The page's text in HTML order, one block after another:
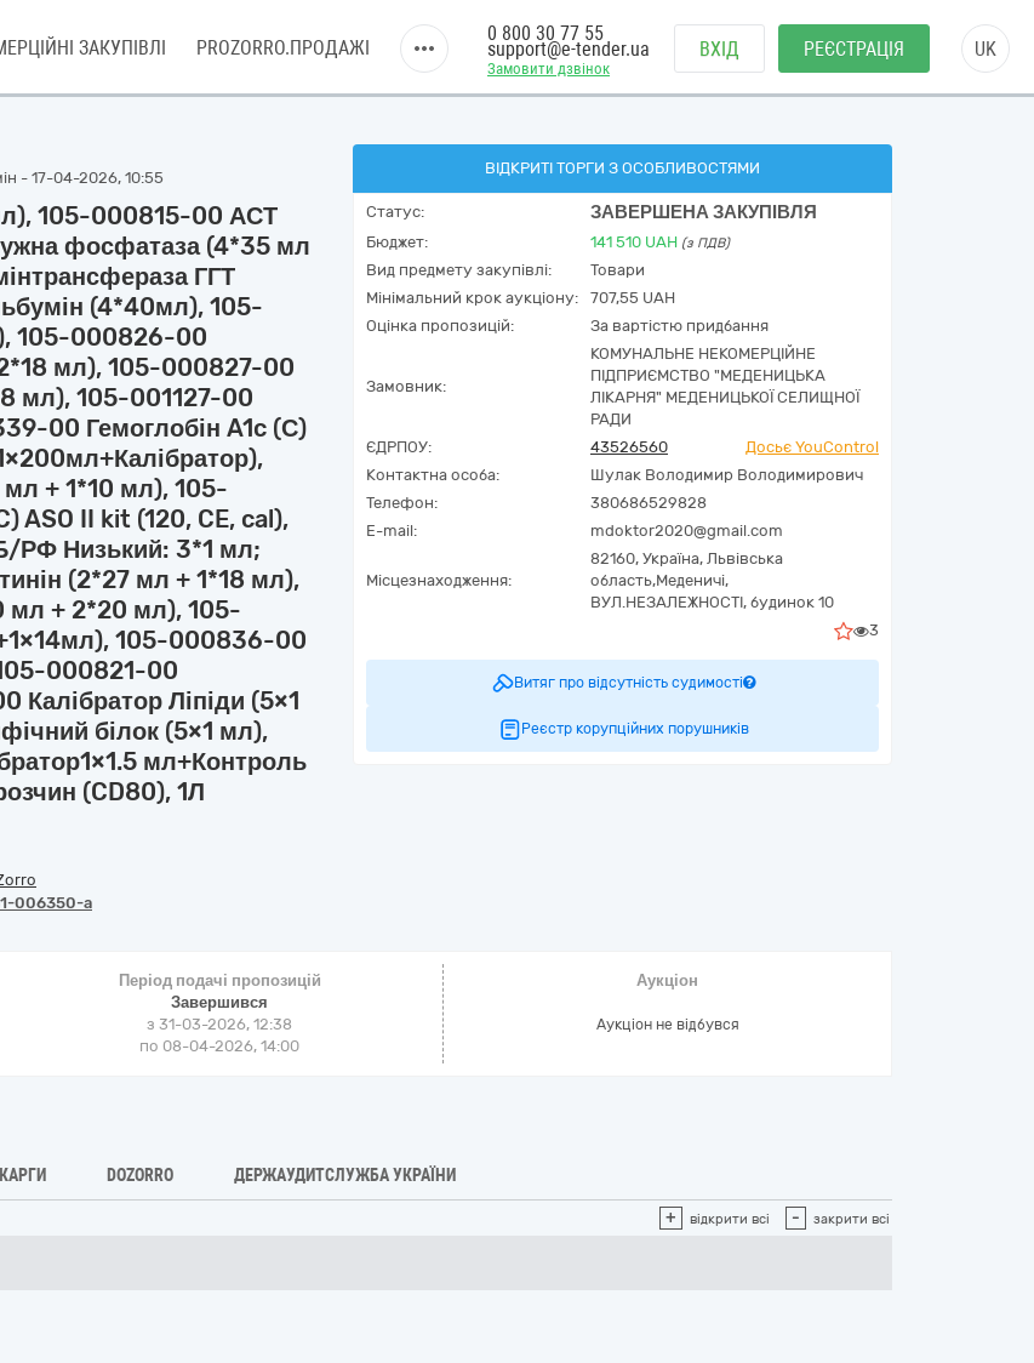
ЗАКУПІВЛІ PROZORRO.ПРОДАЖІ
Замовити дзвінок
0 800 30 77 55
support@e-tender.ua ВХІД РЕЄСТРАЦІЯ UK
- 17-04-2026, 10:55
105-000815-00 АСТ
фосфатаза (4*35 мл
ГГТ
(4*40мл), 105-
105-000826-00
2*18 мл), 105-000827-00
мл), 105-001127-00
00 Гемоглобін A1c (С)
+ 1*10 мл), 105-
ASO II kit (120, CE, cal),
Низький: 3*1 мл;
(2*27 мл + 1*18 мл),
мл + 2*20 мл), 105-
105-000836-00
000821-00
Калібратор Ліпіди (5×1
білок (5×1 мл),
мл+Контроль
(CD80), 1Л
006350-a
ВІДКРИТІ ТОРГИ З ОСОБЛИВОСТЯМИ
Статус: ЗАВЕРШЕНА ЗАКУПІВЛЯ
Бюджет: 141 510 UAH (з ПДВ)
Вид предмету закупівлі:
Товари
Мінімальний крок аукціону:
707,55 UAH
Оцінка пропозицій:
За вартістю придбання
Замовник:
КОМУНАЛЬНЕ НЕКОМЕРЦІЙНЕ
ПІДПРИЄМСТВО "МЕДЕНИЦЬКА
ЛІКАРНЯ" МЕДЕНИЦЬКОЇ СЕЛИЩНОЇ
РАДИ
ЄДРПОУ:
43526560
Досьє YouControl
Контактна особа:
Шулак Володимир Володимирович
Телефон:
380686529828
E-mail:
mdoktor2020@gmail.com
Місцезнаходження:
82160, Україна, Львівська
область,Меденичі,
ВУЛ.НЕЗАЛЕЖНОСТІ, будинок 10
3
Витяг про відсутність судимості
Реєстр корупційних порушників
Період подачі пропозицій
Завершився
з 31-03-2026, 12:38
по 08-04-2026, 14:00
Аукціон
Аукціон не відбувся
DOZORRO ДЕРЖАУДИТСЛУЖБА УКРАЇНИ
+ відкрити всі - закрити всі